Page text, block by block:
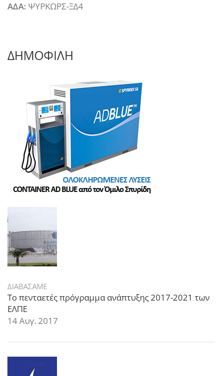
ΑΔΑ: ΨΥΡΚΩΡΣ-ΞΔ4
ΔΗΜΟΦΙΛΗ
ΔΙΑΒΑΣΑΜΕ
Το πενταετές πρόγραμμα ανάπτυξης 2017-2021 των
ΕΛΠΕ
14 Αυγ. 2017